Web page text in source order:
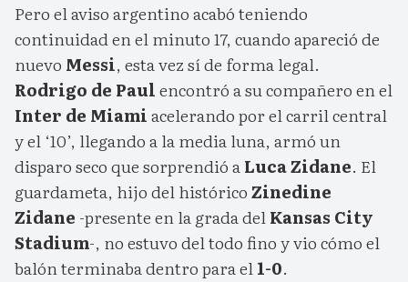
Pero el aviso argentino acabó teniendo
continuidad en el minuto 17, cuando apareció de
nuevo Messi, esta vez sí de forma legal.
Rodrigo de Paulencontró a su compañero en el
Inter de Miamiacelerando por el carril central
y el ‘10’, llegando a la media luna, armó un
disparo seco que sorprendió aLuca Zidane. El
guardameta, hijo del históricoZinedine
Zidane -presente en la grada delKansas City
Stadium-, no estuvo del todo fino y vio cómo el
balón terminaba dentro para el1-0.